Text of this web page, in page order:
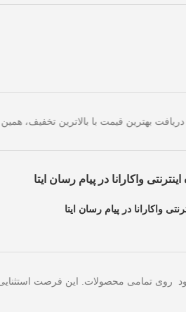
امروز است. برای دریافت بهترین
واکارانا در پیام رسان ایتا
واکارانا در پیام رسان ایتا
به مدت محدود روی تمامی محصولات.